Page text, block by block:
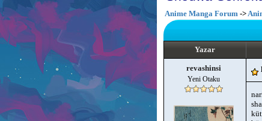
Anime Manga Forum ->
Yazar
revashinsi
Yeni Otaku